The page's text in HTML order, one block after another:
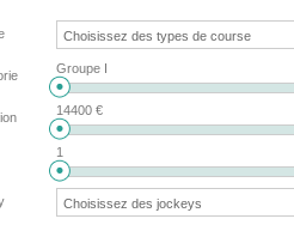
Groupe I
14400 €
1